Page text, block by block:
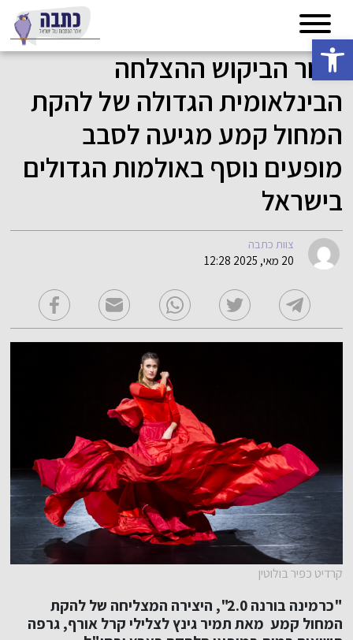
פתח סרגל נגישות
לאור הביקוש ההצלחה
הבינלאומית הגדולה של להקת
המחול קמע מגיעה לסבב
מופעים נוסף באולמות הגדולים
בישראל
צוות כתבה
20 מאי, 2025 12:28
קרדיט כפיר בולוטין
"כרמינה בורנה 2.0", היצירה המצליחה של להקת
המחול קמע מאת תמיר גינץ לצלילי קרל אורף, גרפה